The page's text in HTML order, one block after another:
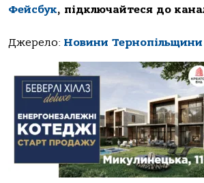
Фейсбук, підключайтеся до
Джерело: Новини Тернопільщини